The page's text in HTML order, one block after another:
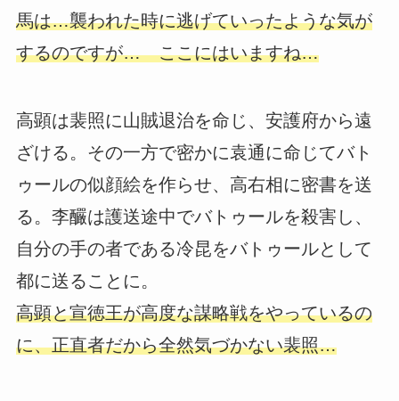
馬は…襲われた時に逃げていったような気が
するのですが… ここにはいますね…
高顕は裴照に山賊退治を命じ、安護府から遠
ざける。その一方で密かに袁通に命じてバト
ゥールの似顔絵を作らせ、高右相に密書を送
る。李釅は護送途中でバトゥールを殺害し、
自分の手の者である冷昆をバトゥールとして
都に送ることに。
高顕と宣徳王が高度な謀略戦をやっているの
に、正直者だから全然気づかない裴照…